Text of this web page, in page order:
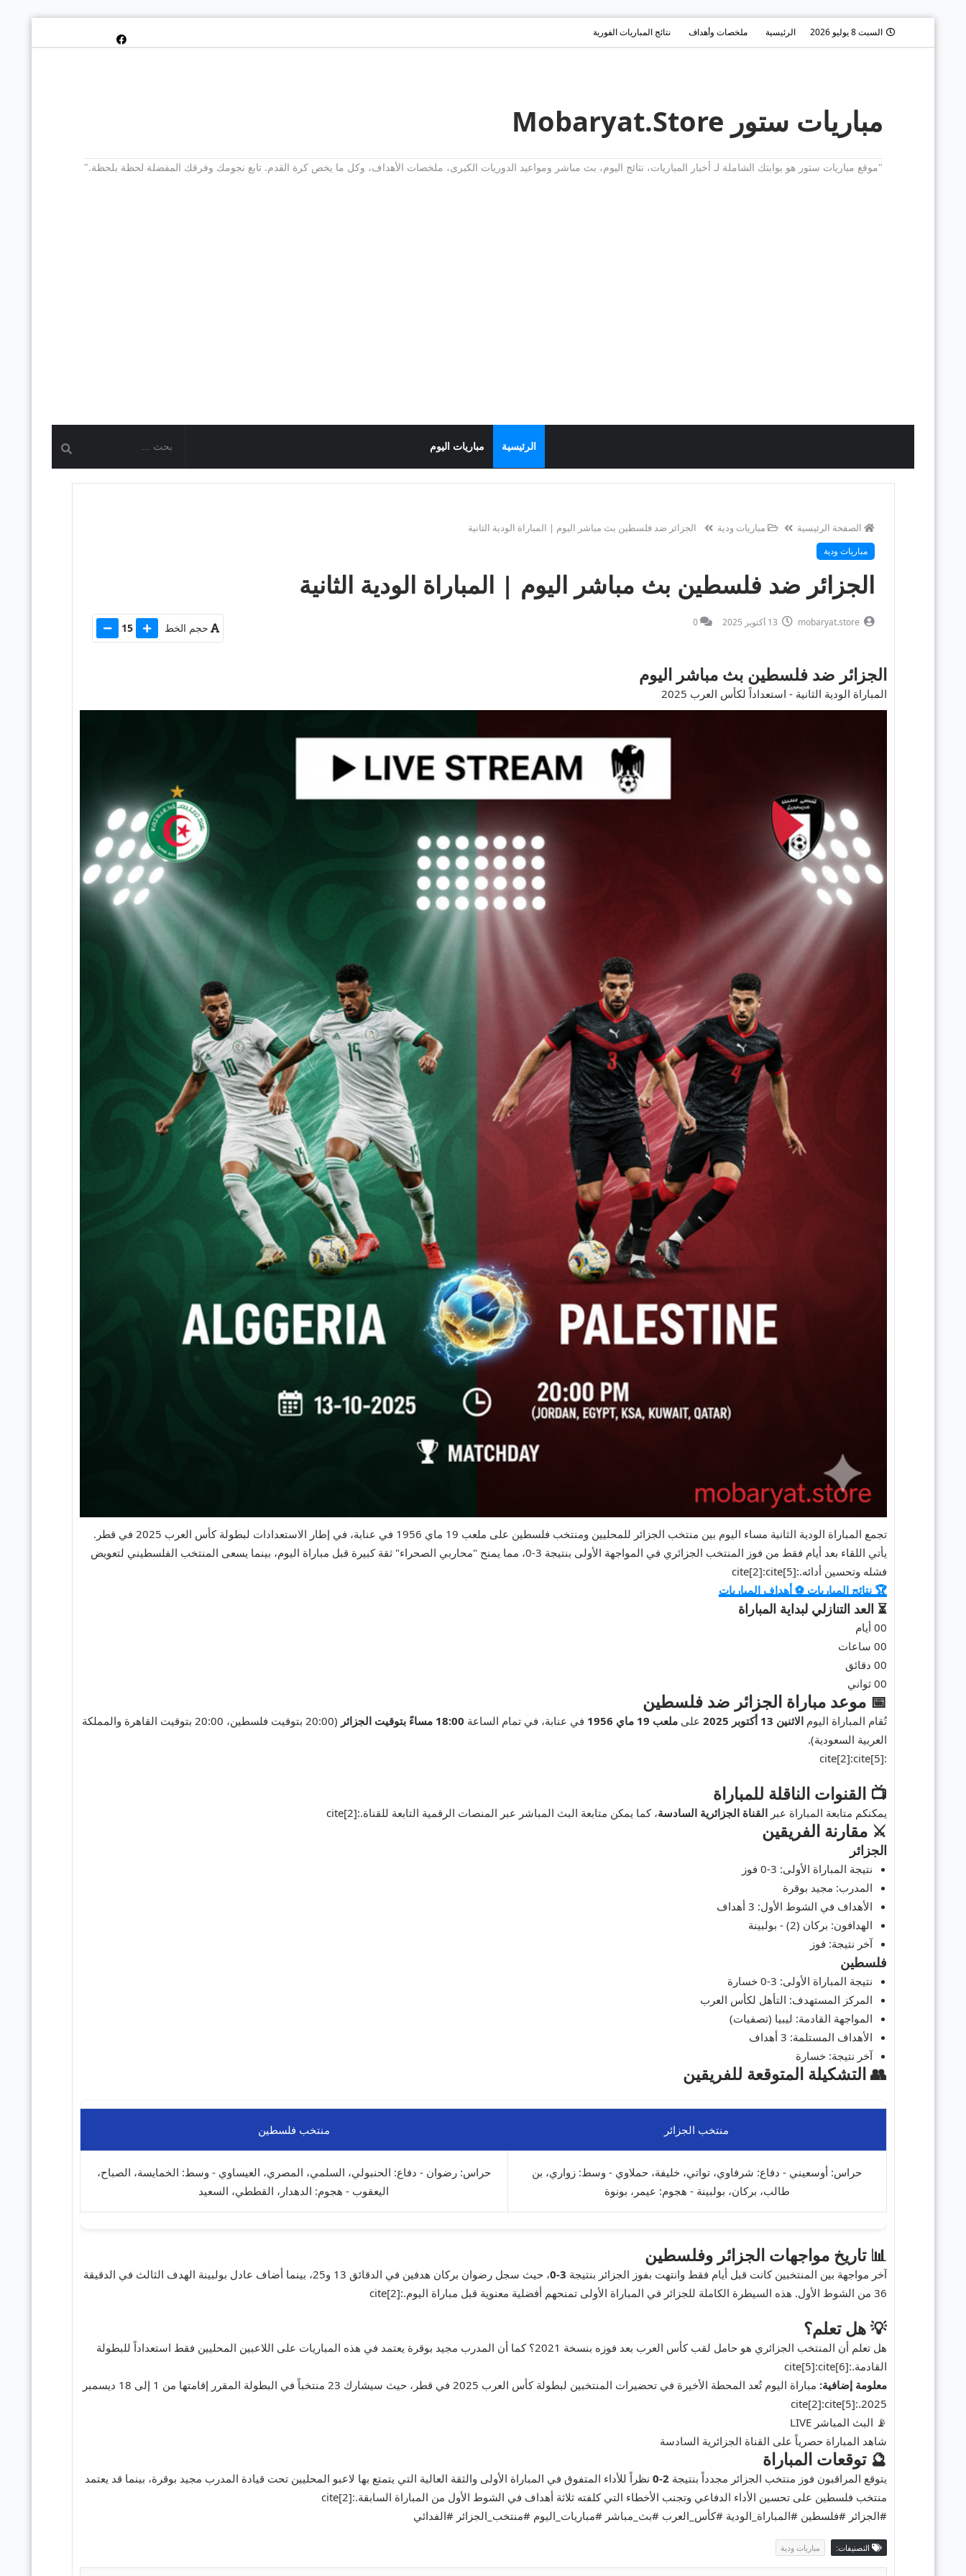
السبت 8 يوليو 2026 الرئيسية ملخصات وأهداف نتائج المباريات الفورية
مباريات ستور Mobaryat.Store
"موقع مباريات ستور هو بوابتك الشاملة لـ أخبار المباريات، نتائج اليوم، بث مباشر ومواعيد الدوريات الكبرى، ملخصات الأهداف، وكل ما يخص كرة القدم. تابع نجومك وفرقك المفضلة لحظة بلحظة."
الرئيسية مباريات اليوم
الصفحة الرئيسية مباريات ودية الجزائر ضد فلسطين بث مباشر اليوم | المباراة الودية الثانية
مباريات ودية
الجزائر ضد فلسطين بث مباشر اليوم | المباراة الودية الثانية
mobaryat.store
0 حجم الخط 15
الجزائر ضد فلسطين بث مباشر اليوم
المباراة الودية الثانية - استعداداً لكأس العرب 2025
تجمع المباراة الودية الثانية مساء اليوم بين منتخب الجزائر للمحليين ومنتخب فلسطين
على ملعب 19 ماي 1956 في عنابة، في إطار الاستعدادات لبطولة كأس العرب 2025 في قطر.
يأتي اللقاء بعد أيام فقط من فوز المنتخب الجزائري في المواجهة الأولى بنتيجة 3-0، مما يمنح "محاربي الصحراء" ثقة كبيرة قبل مباراة اليوم، بينما يسعى المنتخب الفلسطيني لتعويض
فشله وتحسين أدائه.:cite[2]:cite[5]
🏆 نتائج المباريات⚽ أهداف المباريات
⏳ العد التنازلي لبداية المباراة
00 أيام
00 ساعات
00 دقائق
00 ثواني
📅 موعد مباراة الجزائر ضد فلسطين
تُقام المباراة اليومالاثنين 13 أكتوبر 2025 علىملعب 19 ماي 1956 في عنابة، في تمام الساعة 18:00 مساءً بتوقيت الجزائر
(20:00 بتوقيت فلسطين، 20:00 بتوقيت القاهرة والمملكة
العربية السعودية).
:cite[2]:cite[5]
📺 القنوات الناقلة للمباراة
يمكنكم متابعة المباراة عبرالقناة الجزائرية السادسة، كما يمكن متابعة البث المباشر عبر المنصات الرقمية التابعة للقناة.:cite[2]
⚔️ مقارنة الفريقين
الجزائر
نتيجة المباراة الأولى: 3-0 فوز
المدرب: مجيد بوقرة
الأهداف في الشوط الأول: 3 أهداف
الهدافون: بركان (2) - بولبينة
آخر نتيجة: فوز
فلسطين
نتيجة المباراة الأولى: 3-0 خسارة
المركز المستهدف: التأهل لكأس العرب
المواجهة القادمة: ليبيا (تصفيات)
الأهداف المستلمة: 3 أهداف
آخر نتيجة: خسارة
👥 التشكيلة المتوقعة للفريقين
منتخب الجزائر منتخب فلسطين
حراس: أوسعيني - دفاع: شرفاوي، تواتي، خليفة، حملاوي - وسط: زواري، بن
طالب، بركان، بولبينة - هجوم: عيمر، بونوة
حراس: رضوان - دفاع: الحنبولي، السلمي، المصري، العيساوي - وسط: الخمايسة، الصباح،
اليعقوب - هجوم: الدهدار، القططي، السعيد
📊 تاريخ مواجهات الجزائر وفلسطين
آخر مواجهة بين المنتخبين كانت قبل أيام فقط وانتهت بفوز الجزائر بنتيجة 3-0
، حيث سجل رضوان بركان هدفين في الدقائق 13 و25، بينما أضاف عادل بولبينة الهدف الثالث في الدقيقة
36 من الشوط الأول. هذه السيطرة الكاملة للجزائر في المباراة الأولى تمنحهم أفضلية معنوية قبل مباراة اليوم.:cite[2]
💡 هل تعلم؟
هل تعلم أن المنتخب الجزائري هو حامل لقب كأس العرب بعد فوزه بنسخة 2021؟ كما أن المدرب مجيد بوقرة يعتمد في هذه المباريات على اللاعبين المحليين فقط استعداداً للبطولة
القادمة.:cite[5]:cite[6]
معلومة إضافية:
مباراة اليوم تُعد المحطة الأخيرة في تحضيرات المنتخبين لبطولة كأس العرب 2025 في قطر، حيث سيشارك 23 منتخباً في البطولة المقرر إقامتها من 1 إلى 18 ديسمبر
2025.:cite[2]:cite[5]
📡 البث المباشر LIVE
شاهد المباراة حصرياً على القناة الجزائرية السادسة
🔮 توقعات المباراة
يتوقع المراقبون فوز منتخب الجزائر مجدداً بنتيجة 2-0
نظراً للأداء المتفوق في المباراة الأولى والثقة العالية التي يتمتع بها لاعبو المحليين تحت قيادة المدرب مجيد بوقرة، بينما قد يعتمد
منتخب فلسطين على تحسين الأداء الدفاعي وتجنب الأخطاء التي كلفته ثلاثة أهداف في الشوط الأول من المباراة السابقة.:cite[2]
#الجزائر #فلسطين #المباراة_الودية #كأس_العرب #بث_مباشر #مباريات_اليوم #منتخب_الجزائر #الفدائي
التصنيفات: مباريات ودية